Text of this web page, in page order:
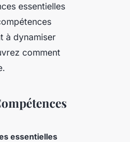
essentielles
à dynamiser
comment
essentielles